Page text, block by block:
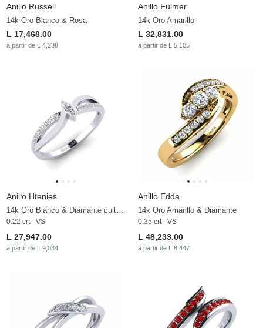
Anillo Russell
14k Oro Blanco & Rosa
L 17,468.00
a partir de L 4,238
Anillo Fulmer
14k Oro Amarillo
L 32,831.00
a partir de L 5,105
Anillo Htenies
0.22 crt - VS
L 27,947.00
a partir de L 9,034
Anillo Edda
14k Oro Amarillo & Diamante
0.35 crt - VS
L 48,233.00
a partir de L 8,447